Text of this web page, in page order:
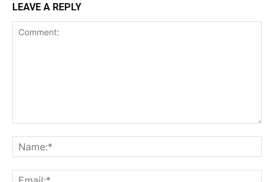
LEAVE A REPLY